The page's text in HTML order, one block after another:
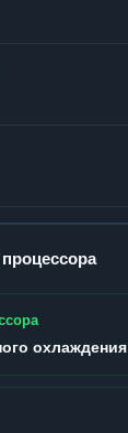
охлаждения